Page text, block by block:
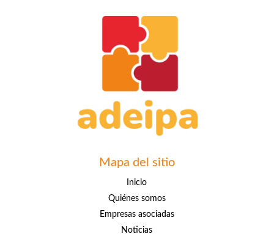
Mapa del sitio
Inicio
Quiénes somos
Empresas asociadas
Noticias